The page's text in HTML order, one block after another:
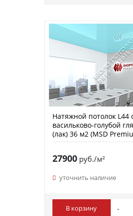
Натяжной потолок L44
васильково-голубой
(лак) 36 м2 (MSD
27900руб./м²
уточнить наличие
В корзину